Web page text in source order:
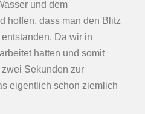
und dem
hoffen, dass man den Blitz
Da wir in
hatten und somit
Sekunden zur
eigentlich schon ziemlich